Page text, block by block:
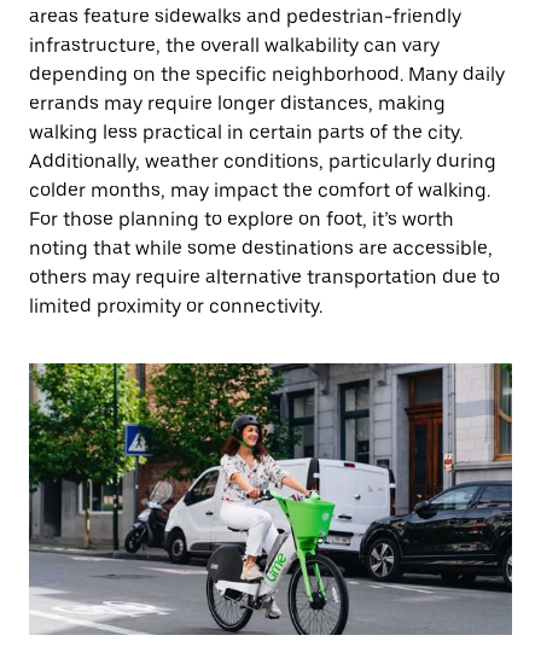
areas feature sidewalks and pedestrian-friendly
infrastructure, the overall walkability can vary
depending on the specific neighborhood. Many daily
errands may require longer distances, making
walking less practical in certain parts of the city.
Additionally, weather conditions, particularly during
colder months, may impact the comfort of walking.
For those planning to explore on foot, it’s worth
noting that while some destinations are accessible,
others may require alternative transportation due to
limited proximity or connectivity.